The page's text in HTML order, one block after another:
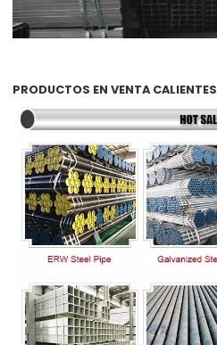
PRODUCTOS EN VENTA CALIENTES